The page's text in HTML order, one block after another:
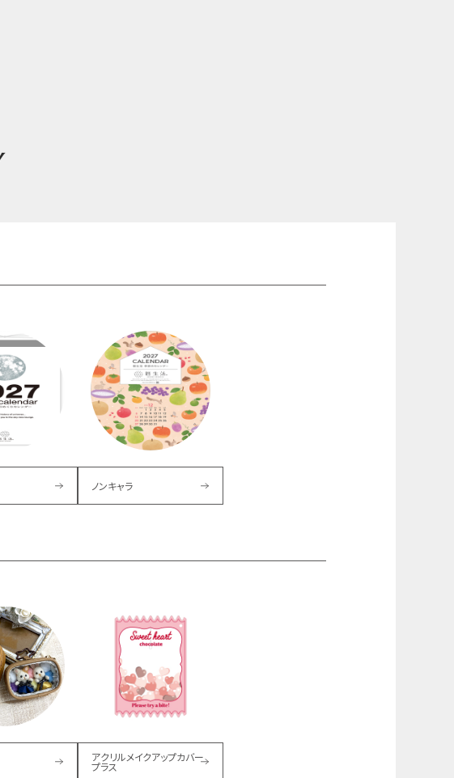
ノンキャラ
アクリルメイクアップカバー
プラス